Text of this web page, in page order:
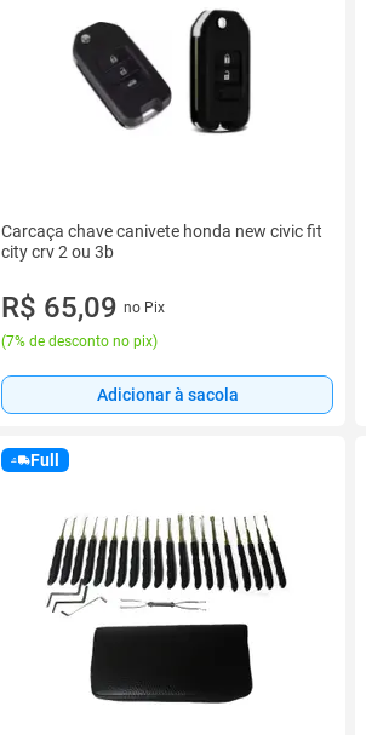
Carcaça chave canivete honda new civic fit
city crv 2 ou 3b
R$ 65,09 no Pix
(7% de desconto no pix)
Adicionar à sacola
Full